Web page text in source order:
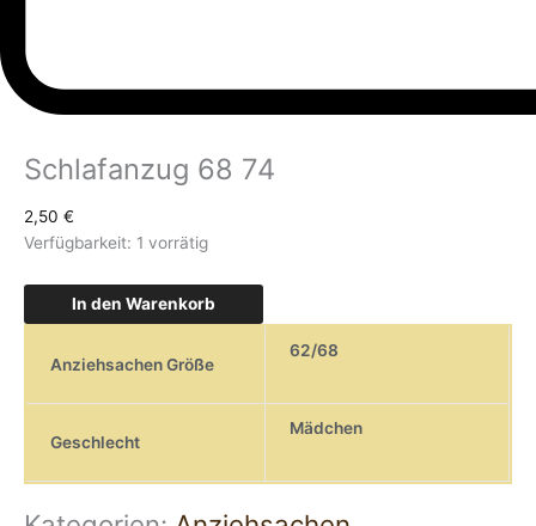
Schlafanzug 68 74
2,50 €
Verfügbarkeit: 1 vorrätig
In den Warenkorb
Anziehsachen Größe
62/68
Geschlecht
Mädchen